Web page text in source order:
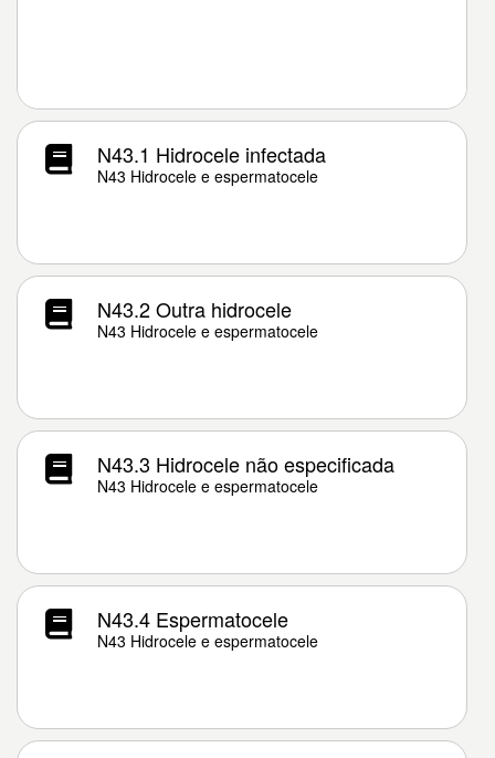
N43.1 Hidrocele infectada
N43 Hidrocele e espermatocele
N43.2 Outra hidrocele
N43 Hidrocele e espermatocele
N43.3 Hidrocele não especificada
N43 Hidrocele e espermatocele
N43.4 Espermatocele
N43 Hidrocele e espermatocele